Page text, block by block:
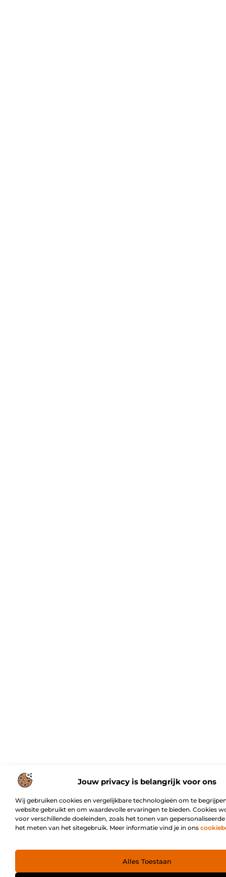
Jouw privacy is belangrijk voor ons
Wij gebruiken cookies en vergelijkbare technologieën om te
website gebruikt en om waardevolle ervaringen te bieden. Cookies
voor verschillende doeleinden, zoals het tonen van
het meten van het sitegebruik. Meer informatie vind je in ons
Alles Toestaan